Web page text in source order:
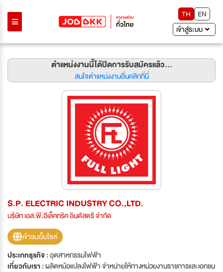
TH
EN
เข้าสู่ระบบ
ตำแหน่งงานนี้ได้ปิดการรับสมัครแล้ว...
สนใจตำแหน่งงานอื่นคลิกที่นี่
S.P. ELECTRIC INDUSTRY CO.,LTD.
บริษัท เอส.พี.อีเล็คทริค อินดัสตรี จำกัด
เข้าชมเว็บไซต์
ประเภทธุรกิจ :อุตสาหกรรมไฟฟ้า
เกี่ยวกับเรา :ผลิตหม้อแปลงไฟฟ้า จำหน่ายให้ทางหน่วยงานราชการและเอกชน